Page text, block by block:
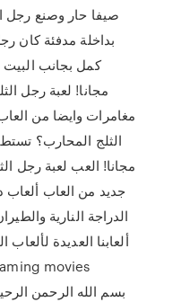
صيفا حار وصنع رجل
بداخلة مدفئة كان
كمل بجانب
مجانا! لعبة رجل
مغامرات وايضا من
الثلج المحارب؟
مجانا! العب لعبة رجل
جديد من العاب
الدراجة النارية
ألعابنا العديدة